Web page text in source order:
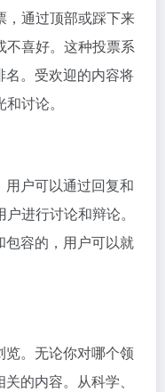
，通过顶部或踩下来
不喜好。这种投票系
。受欢迎的内容将
讨论。
户可以通过回复和
进行讨论和辩论。
容的，用户可以就
。无论你对哪个领
的内容。从科学、